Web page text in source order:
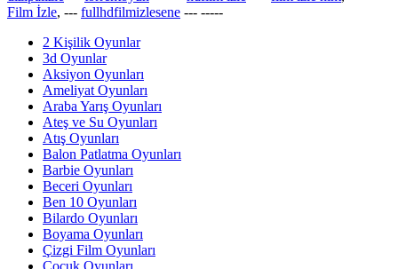
Film İzle, --- fullhdfilmizlesene --- -----
2 Kişilik Oyunlar
3d Oyunlar
Aksiyon Oyunları
Ameliyat Oyunları
Araba Yarış Oyunları
Ateş ve Su Oyunları
Atış Oyunları
Balon Patlatma Oyunları
Barbie Oyunları
Beceri Oyunları
Ben 10 Oyunları
Bilardo Oyunları
Boyama Oyunları
Çizgi Film Oyunları
Çocuk Oyunları